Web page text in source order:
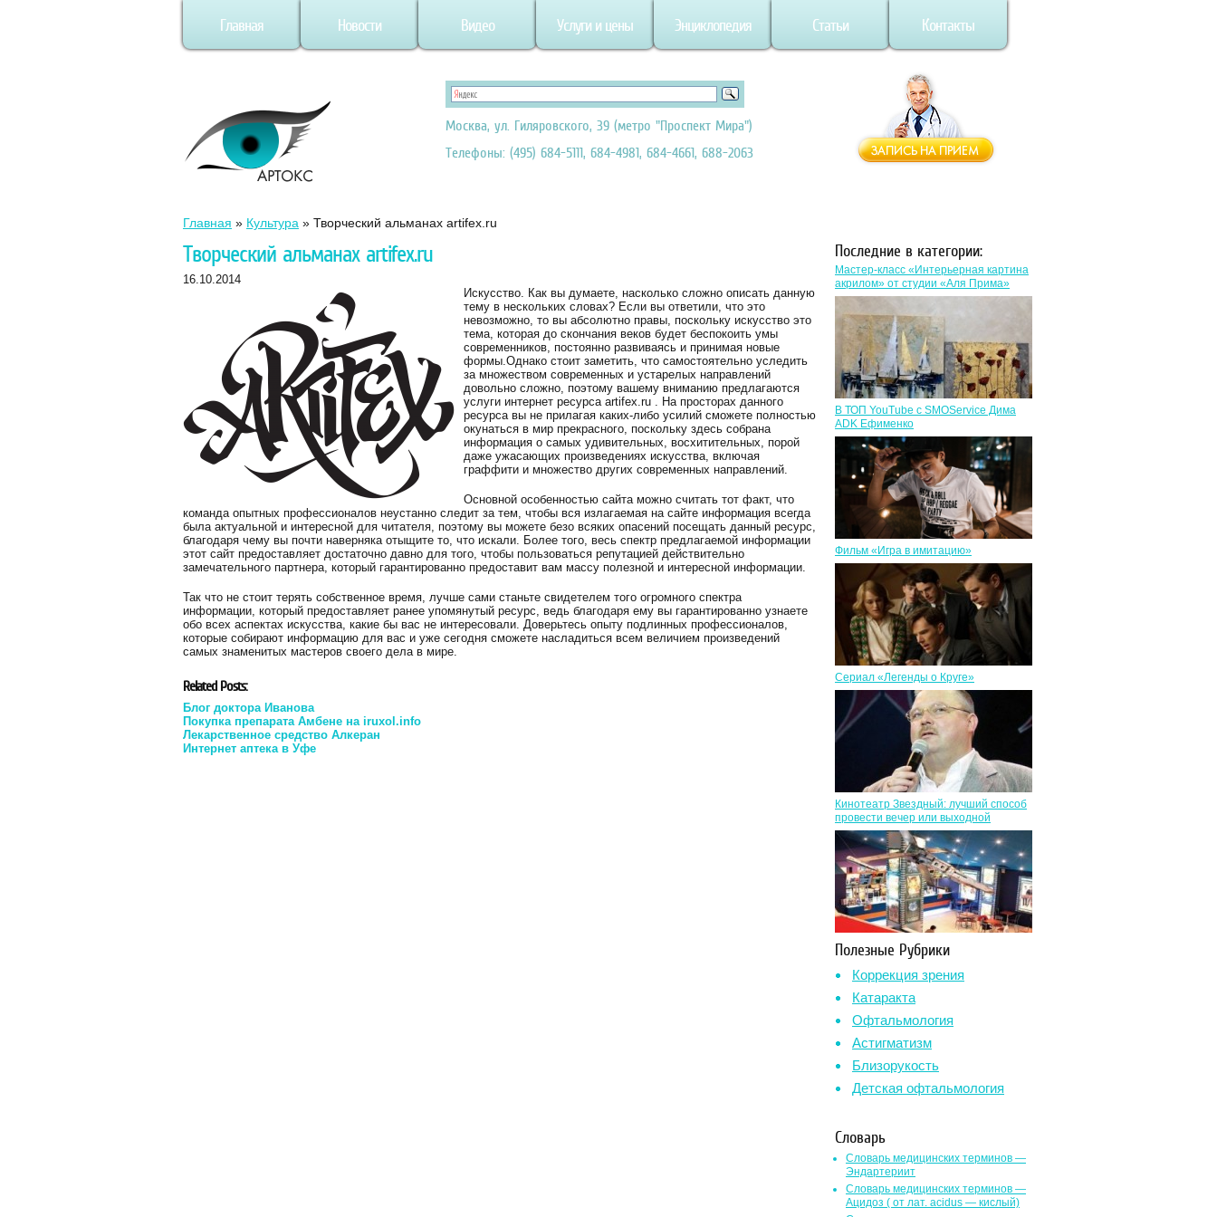
Главная Новости Видео Услуги и цены Энциклопедия Статьи Контакты
Москва, ул. Гиляровского, 39 (метро "Проспект Мира")
Телефоны: (495) 684-5111, 684-4981, 684-4661, 688-2063
Главная » Культура » Творческий альманах artifex.ru
Творческий альманах artifex.ru
16.10.2014
Искусство. Как вы думаете, насколько сложно описать данную
тему в нескольких словах? Если вы ответили, что это
невозможно, то вы абсолютно правы, поскольку искусство это
тема, которая до скончания веков будет беспокоить умы
современников, постоянно развиваясь и принимая новые
формы.Однако стоит заметить, что самостоятельно уследить
за множеством современных и устарелых направлений
довольно сложно, поэтому вашему вниманию предлагаются
услуги интернет ресурса artifex.ru . На просторах данного
ресурса вы не прилагая каких-либо усилий сможете полностью
окунаться в мир прекрасного, поскольку здесь собрана
информация о самых удивительных, восхитительных, порой
даже ужасающих произведениях искусства, включая
граффити и множество других современных направлений.
Основной особенностью сайта можно считать тот факт, что
команда опытных профессионалов неустанно следит за тем, чтобы вся излагаемая на сайте информация всегда
была актуальной и интересной для читателя, поэтому вы можете безо всяких опасений посещать данный ресурс,
благодаря чему вы почти наверняка отыщите то, что искали. Более того, весь спектр предлагаемой информации
этот сайт предоставляет достаточно давно для того, чтобы пользоваться репутацией действительно
замечательного партнера, который гарантированно предоставит вам массу полезной и интересной информации.
Так что не стоит терять собственное время, лучше сами станьте свидетелем того огромного спектра
информации, который предоставляет ранее упомянутый ресурс, ведь благодаря ему вы гарантированно узнаете
обо всех аспектах искусства, какие бы вас не интересовали. Доверьтесь опыту подлинных профессионалов,
которые собирают информацию для вас и уже сегодня сможете насладиться всем величием произведений
самых знаменитых мастеров своего дела в мире.
Related Posts:
Блог доктора Иванова
Покупка препарата Амбене на iruxol.info
Лекарственное средство Алкеран
Интернет аптека в Уфе
Последние в категории:
Мастер-класс «Интерьерная картина
акрилом» от студии «Аля Прима»
В ТОП YouTube с SMOService Дима
ADK Ефименко
Фильм «Игра в имитацию»
Сериал «Легенды о Круге»
Кинотеатр Звездный: лучший способ
провести вечер или выходной
Полезные Рубрики
Коррекция зрения
Катаракта
Офтальмология
Астигматизм
Близорукость
Детская офтальмология
Словарь
Словарь медицинских терминов —
Эндартериит
Словарь медицинских терминов —
Ацидоз ( от лат. асidus — кислый)